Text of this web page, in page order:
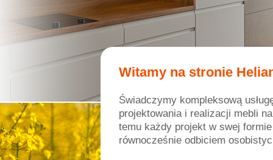
Witamy na stronie
Świadczymy kompleksową
projektowania i realizacji mebli
temu każdy projekt w swej
równocześnie odbiciem